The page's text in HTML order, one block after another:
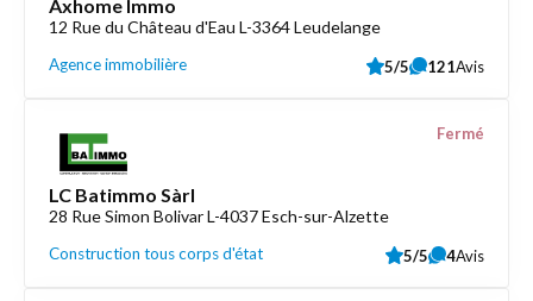
Axhome Immo
12 Rue du Château d'Eau L-3364 Leudelange
Agence immobilière 5/5 121Avis
LC Batimmo Sàrl
28 Rue Simon Bolivar L-4037 Esch-sur-Alzette
Construction tous corps d'état
Fermé
5/5 4Avis